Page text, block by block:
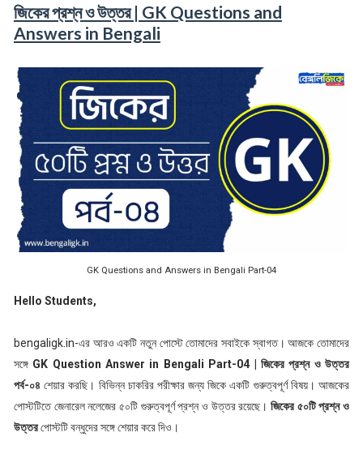
জিকের প্রশ্ন ও উত্তর | GK Questions and
Answers in Bengali
GK Questions and Answers in Bengali Part-04
Hello Students,
bengaligk.in-এর আরও একটি নতুন পোস্টে তোমাদের সবাইকে স্বাগত। আজকে তোমাদের
সঙ্গে GK Question Answer in Bengali Part-04 | জিকের প্রশ্ন ও উত্তর
পর্ব-০৪ শেয়ার করছি। বিভিন্ন চাকরির পরীক্ষার জন্য জিকে একটি গুরুত্বপূর্ণ বিষয়। আজকের
পোস্টটিতে জেনারেল নলেজের ৫০টি গুরুত্বপূর্ণ প্রশ্ন ও উত্তর রয়েছে।জিকের ৫০টি প্রশ্ন ও
উত্তরপোস্টটি বন্ধুদের সঙ্গে শেয়ার করে দিও।